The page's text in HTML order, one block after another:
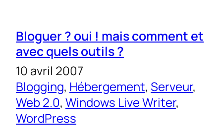
Bloguer ? oui ! mais comment et
avec quels outils ?
10 avril 2007
Blogging, Hébergement, Serveur
Web 2.0, Windows Live Writer
WordPress